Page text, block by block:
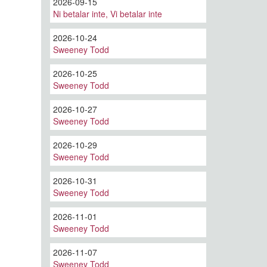
Ni betalar inte, Vi betalar inte
2026-10-24
Sweeney Todd
2026-10-25
Sweeney Todd
2026-10-27
Sweeney Todd
2026-10-29
Sweeney Todd
2026-10-31
Sweeney Todd
2026-11-01
Sweeney Todd
2026-11-07
Sweeney Todd